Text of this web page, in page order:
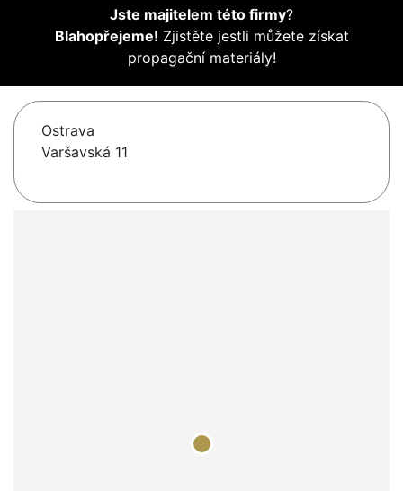
Jste majitelem této firmy?
Blahopřejeme! Zjistěte jestli můžete získat
propagační materiály!
Ostrava
Varšavská 11